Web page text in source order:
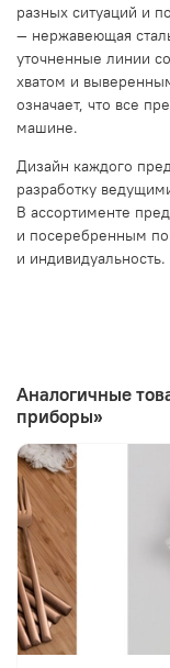
разных ситуаций и
— нержавеющая
уточненные линии
хватом и
означает, что все
машине.
Дизайн каждого
разработку
В ассортименте
и посеребренным
и индивидуальность.
Аналогичные
приборы»